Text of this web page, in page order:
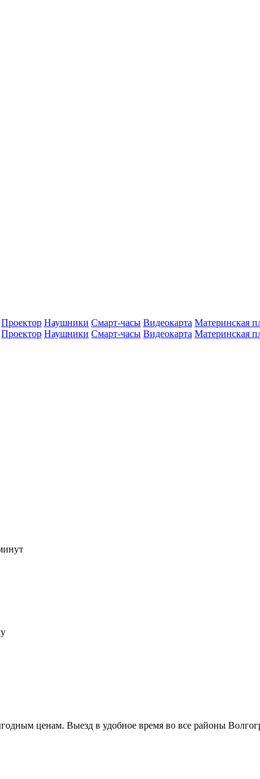
Проектор Наушники Смарт-часы Видеокарта Материнская
Проектор Наушники Смарт-часы Видеокарта Материнская
ценам. Выезд в удобное время во все районы